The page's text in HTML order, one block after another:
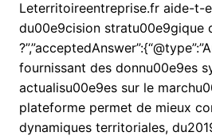
Leterritoireentreprise.fr aide-t-
du00e9cision stratu00e9gique
fournissant des donnu00e9es
actualisu00e9es sur le
plateforme permet de mieux
dynamiques territoriales,